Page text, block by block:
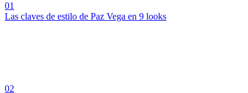
01
Las claves de estilo de Paz Vega en 9 looks
02